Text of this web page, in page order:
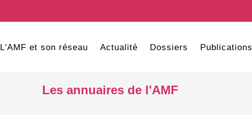
L'AMF et son réseau Actualité Dossiers Publications
Les annuaires de l'AMF